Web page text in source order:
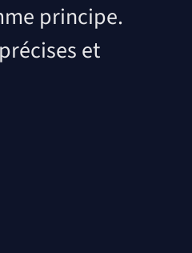
principe.
et